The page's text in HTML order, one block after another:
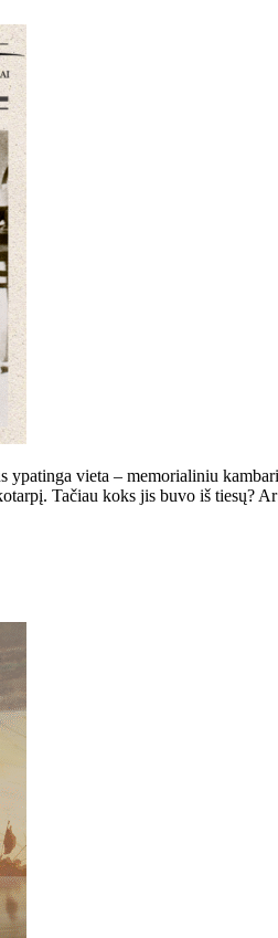
vieta – memorialiniu
Tačiau koks jis buvo iš tiesų?